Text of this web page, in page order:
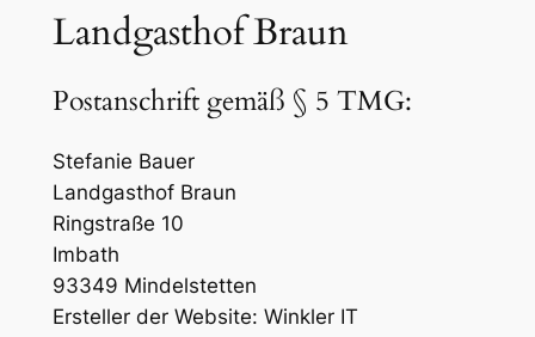
Landgasthof Braun
Postanschrift gemäß § 5 TMG:
Stefanie Bauer
Landgasthof Braun
Ringstraße 10
Imbath
93349 Mindelstetten
Ersteller der Website: Winkler IT